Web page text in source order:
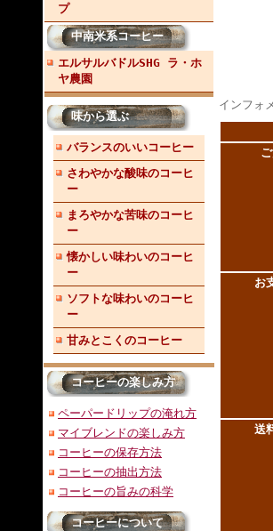
プ
中南米系コーヒー
エルサルバドルSHG ラ・ホ
ヤ農園
味から選ぶ
バランスのいいコーヒー
さわやかな酸味のコーヒ
ー
まろやかな苦味のコーヒ
ー
懐かしい味わいのコーヒ
ー
ソフトな味わいのコーヒ
ー
甘みとこくのコーヒー
コーヒーの楽しみ方
ペーパードリップの淹れ方
マイブレンドの楽しみ方
コーヒーの保存方法
コーヒーの抽出方法
コーヒーの旨みの科学
コーヒーについて
インフォ
お
送